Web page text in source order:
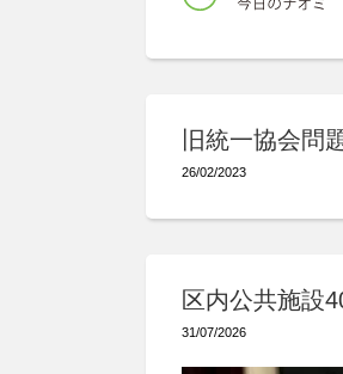
旧統一協会問
26/02/2023
区内公共施設
31/07/2026